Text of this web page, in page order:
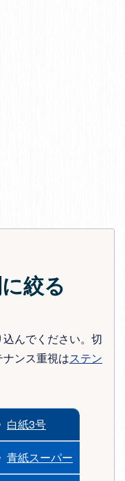
絞る
んでください。切
ナンス重視はステン
白紙3号
青紙スーパー